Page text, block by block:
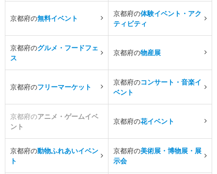
京都府の無料イベント
京都府の体験イベント・アク
ティビティ
京都府のグルメ・フードフェ
ス
京都府の物産展
京都府のフリーマーケット
京都府のコンサート・音楽イ
ベント
京都府のアニメ・ゲームイベ
ント
京都府の花イベント
京都府の動物ふれあいイベン
ト
京都府の美術展・博物展・展
示会